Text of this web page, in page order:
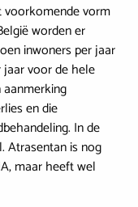
voorkomende vorm
worden er
inwoners per jaar
voor de hele
en die
In de
Atrasentan is nog
maar heeft wel